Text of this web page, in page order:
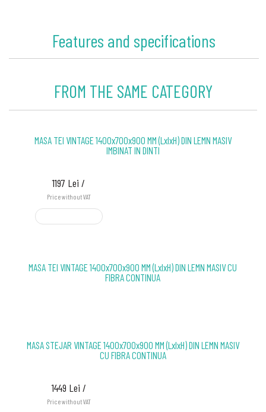
Features and specifications
FROM THE SAME CATEGORY
MASA TEI VINTAGE 1400x700x900 MM (LxlxH) DIN LEMN MASIV
IMBINAT IN DINTI
1197 Lei /
Price without VAT
MASA TEI VINTAGE 1400x700x900 MM (LxlxH) DIN LEMN MASIV CU
FIBRA CONTINUA
MASA STEJAR VINTAGE 1400x700x900 MM (LxlxH) DIN LEMN MASIV
CU FIBRA CONTINUA
1449 Lei /
Price without VAT